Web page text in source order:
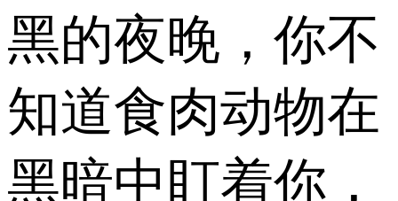
黑的夜晚，你不
知道食肉动物在
黑暗中盯着你，